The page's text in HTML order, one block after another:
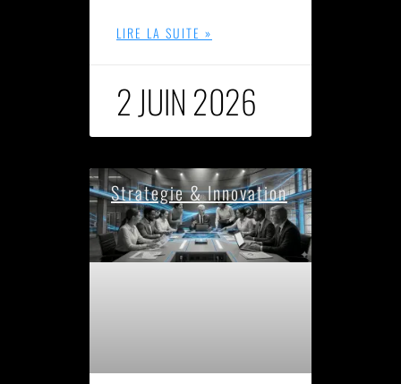
LIRE LA SUITE »
2 JUIN 2026
Strategie & Innovation